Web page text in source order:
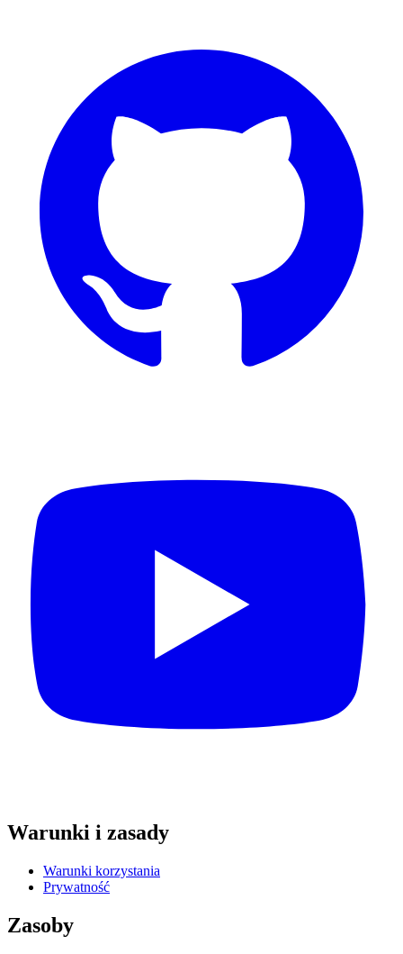
Warunki i zasady
Warunki korzystania
Prywatność
Zasoby